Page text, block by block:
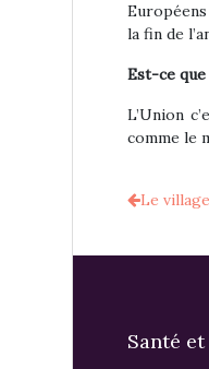
la fin de
Est-ce
L’Union
comme le
Le
Santé